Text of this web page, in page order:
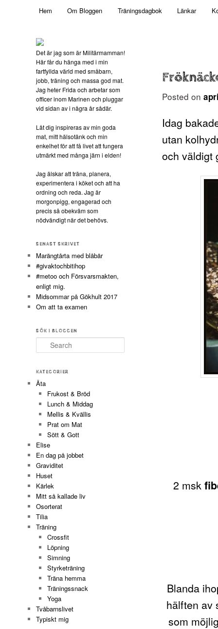
Militärmamman
Skip to primary content
Hem Om Bloggen Träningsdagbok Länkar
Posted on
Idag
utan
och väldigt
2 msk
Blanda
hälften av
som
Det är jag som är Militärmamman!
Här får du hänga med i min
fartfyllda värld med småbarn,
jobb, träning och massa god mat.
Jag heter Frida och arbetar som
officer inom Marinen och pluggar
vid sidan av i några år sådär.
Låt dig inspireras av min goda
mat, mitt hälsotänk och min
enkelhet för att få livet att fungera
utmärkt med många järn i elden!
Jag älskar att träna, planera,
experimentera i köket och att ha
ordning och reda. Jag är
morgonpigg, engagerad och
precis så obekväm som
nödvändigt när det behövs.
SENAST SKRIVET
Marängtårta med blåbär
#givaktochbitihop
#metoo och Försvarsmakten,
enligt mig.
Midsommar på Gökhult 2017
Om att ta examen
SÖK I BLOGGEN
Search
KATEGORIER
Äta
Frukost & Bröd
Lunch & Middag
Mellis & Kvällis
Prat om Mat
Sött & Gott
Elise
En dag på jobbet
Graviditet
Huset
Kärlek
Mitt så kallade liv
Osorterat
Tilia
Träning
Crossfit
Löpning
Simning
Styrketräning
Träna hemma
Träningssnack
Yoga
Tvåbarnslivet
Typiskt mig